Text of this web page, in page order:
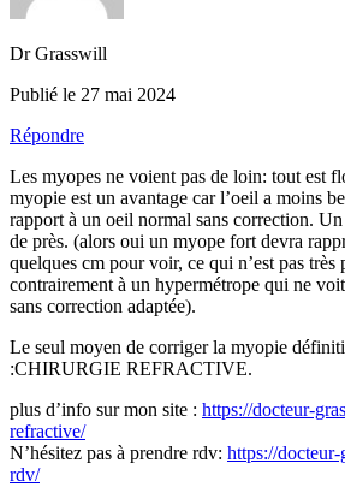
Dr Grasswill
Publié le 27 mai 2024
Répondre
Les myopes ne voient pas de loin: tout est
myopie est un avantage car l’oeil a moins
rapport à un oeil normal sans correction.
de près. (alors oui un myope fort devra
quelques cm pour voir, ce qui n’est pas
contrairement à un hypermétrope qui ne
sans correction adaptée).
Le seul moyen de corriger la myopie
:CHIRURGIE REFRACTIVE.
plus d’info sur mon site : https://docteur-
refractive/
N’hésitez pas à prendre rdv: https://
rdv/